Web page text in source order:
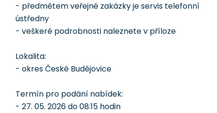
- předmětem veřejné zakázky je servis telefonní
ústředny
- veškeré podrobnosti naleznete v příloze
Lokalita:
- okres České Budějovice
Termín pro podání nabídek:
- 27. 05. 2026 do 08:15 hodin